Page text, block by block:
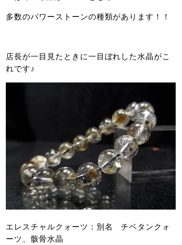
多数のパワーストーンの種類があります！！
店長が一目見たときに一目ぼれした水晶がこ
れです♪
エレスチャルクォーツ：別名 チベタンクォ
ーツ、骸骨水晶